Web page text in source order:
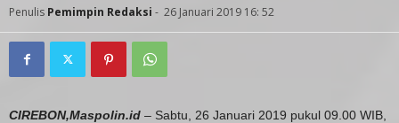
Penulis Pemimpin Redaksi - 26 Januari 2019 16: 52
CIREBON,Maspolin.id – Sabtu, 26 Januari 2019 pukul 09.00 WIB,